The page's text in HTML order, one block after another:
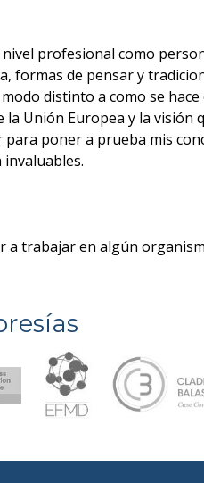
profesional como
de pensar y
distinto a como se
Unión Europea y la visión
poner a prueba mis
trabajar en algún